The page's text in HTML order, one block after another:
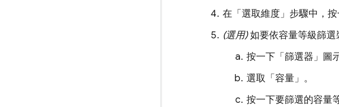
在「選取維度」步驟中，按
(選用)如要依容量等級篩選
按一下「篩選器」 圖
選取「容量」 。
按一下要篩選的容量